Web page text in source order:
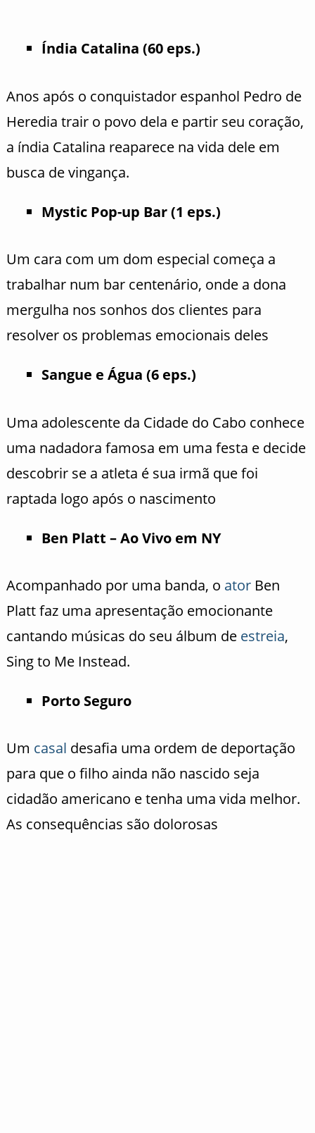
Índia Catalina (60 eps.)
Anos após o conquistador espanhol Pedro de
Heredia trair o povo dela e partir seu coração,
a índia Catalina reaparece na vida dele em
busca de vingança.
Mystic Pop-up Bar (1 eps.)
Um cara com um dom especial começa a
trabalhar num bar centenário, onde a dona
mergulha nos sonhos dos clientes para
resolver os problemas emocionais deles
Sangue e Água (6 eps.)
Uma adolescente da Cidade do Cabo conhece
uma nadadora famosa em uma festa e decide
descobrir se a atleta é sua irmã que foi
raptada logo após o nascimento
Ben Platt – Ao Vivo em NY
Acompanhado por uma banda, o atorBen
Platt faz uma apresentação emocionante
cantando músicas do seu álbum de estreia,
Sing to Me Instead.
Porto Seguro
Um casal desafia uma ordem de deportação
para que o filho ainda não nascido seja
cidadão americano e tenha uma vida melhor.
As consequências são dolorosas